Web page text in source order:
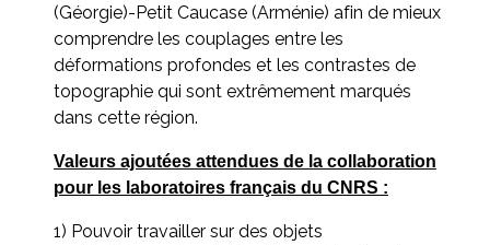
(Géorgie)-Petit Caucase (Arménie) afin de mieux
comprendre les couplages entre les
déformations profondes et les contrastes de
topographie qui sont extrêmement marqués
dans cette région.
Valeurs ajoutées attendues de la collaboration
pour les laboratoires français du CNRS :
1) Pouvoir travailler sur des objets